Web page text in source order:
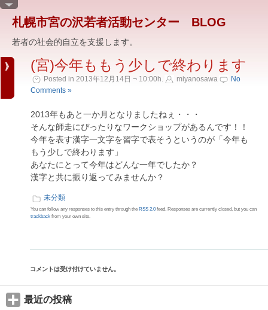
札幌市宮の沢若者活動センター BLOG
若者の社会的自立を支援します。
(宮)今年ももう少しで終わります
Posted in 2013年12月14日 ¬ 10:00h. miyanosawa
No
Comments »
2013年もあと一か月となりましたねぇ・・・
そんな師走にぴったりなワークショップがあるんです！！
今年を表す漢字一文字を習字で表そうというのが「今年も
もう少しで終わります」
あなたにとって今年はどんな一年でしたか？
漢字と共に振り返ってみませんか？
未分類
You can follow any responses to this entry through the RSS 2.0 feed. Responses are currently closed, but you can
trackback from your own site.
コメントは受け付けていません。
最近の投稿